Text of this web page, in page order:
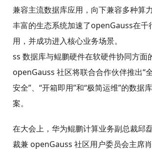
兼容主流数据库应用，向下兼容多种算
丰富的生态系统加速了openGauss在千
用，并成功进入核心业务场景。
ss 数据库与鲲鹏硬件在软硬件协同方面
openGauss 社区将联合合作伙伴推出“
安全”、“开箱即用”和“极简运维”的数据
案。
在大会上，华为鲲鹏计算业务副总裁邱
裁兼 openGauss 社区用户委员会主席